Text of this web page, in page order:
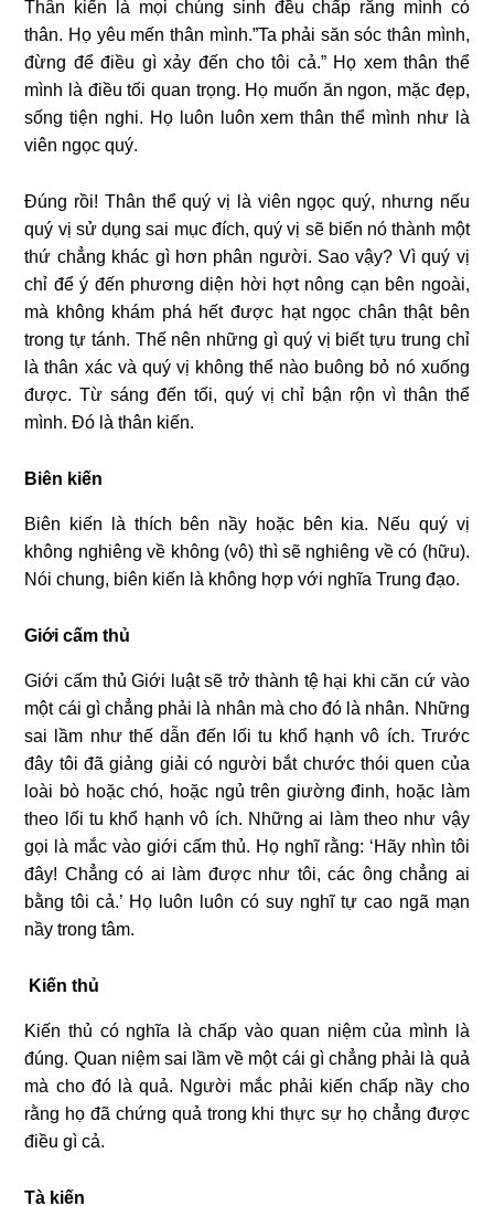
Thân kiến là mọi chúng sinh đều chấp rằng mình có
thân. Họ yêu mến thân mình.”Ta phải săn sóc thân mình,
đừng để điều gì xảy đến cho tôi cả.” Họ xem thân thể
mình là điều tối quan trọng. Họ muốn ăn ngon, mặc đẹp,
sống tiện nghi. Họ luôn luôn xem thân thể mình như là
viên ngọc quý.
Đúng rồi! Thân thể quý vị là viên ngọc quý, nhưng nếu
quý vị sử dụng sai mục đích, quý vị sẽ biến nó thành một
thứ chẳng khác gì hơn phân người. Sao vậy? Vì quý vị
chỉ để ý đến phương diện hời hợt nông cạn bên ngoài,
mà không khám phá hết được hạt ngọc chân thật bên
trong tự tánh. Thế nên những gì quý vị biết tựu trung chỉ
là thân xác và quý vị không thể nào buông bỏ nó xuống
được. Từ sáng đến tối, quý vị chỉ bận rộn vì thân thể
mình. Đó là thân kiến.
Biên kiến
Biên kiến là thích bên nầy hoặc bên kia. Nếu quý vị
không nghiêng về không (vô) thì sẽ nghiêng về có (hữu).
Nói chung, biên kiến là không hợp với nghĩa Trung đạo.
Giới cấm thủ
Giới cấm thủ Giới luật sẽ trở thành tệ hại khi căn cứ vào
một cái gì chẳng phải là nhân mà cho đó là nhân. Những
sai lầm như thế dẫn đến lối tu khổ hạnh vô ích. Trước
đây tôi đã giảng giải có người bắt chước thói quen của
loài bò hoặc chó, hoặc ngủ trên giường đinh, hoặc làm
theo lối tu khổ hạnh vô ích. Những ai làm theo như vậy
gọi là mắc vào giới cấm thủ. Họ nghĩ rằng: ‘Hãy nhìn tôi
đây! Chẳng có ai làm được như tôi, các ông chẳng ai
bằng tôi cả.’ Họ luôn luôn có suy nghĩ tự cao ngã mạn
nầy trong tâm.
Kiến thủ
Kiến thủ có nghĩa là chấp vào quan niệm của mình là
đúng. Quan niệm sai lầm về một cái gì chẳng phải là quả
mà cho đó là quả. Người mắc phải kiến chấp nầy cho
rằng họ đã chứng quả trong khi thực sự họ chẳng được
điều gì cả.
Tà kiến